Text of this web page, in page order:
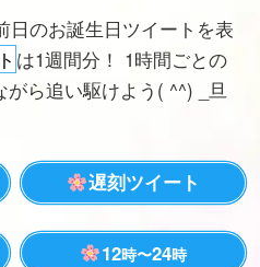
日のお誕生日ツイートを表
は1週間分！ 1時間ごとの
がら追い駆けよう( ^^) _旦
遅刻ツイート
12時〜24時